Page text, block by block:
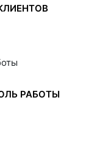
РАБОТЫ